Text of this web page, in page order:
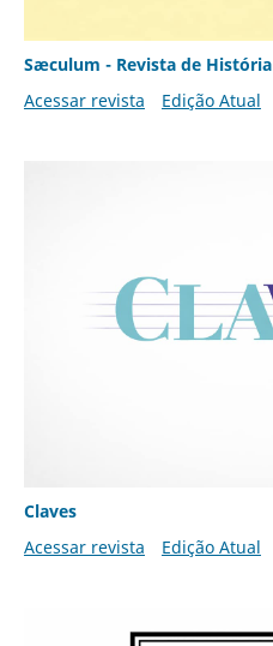
Sæculum - Revista de História
Acessar revista
Edição Atual
Claves
Acessar revista
Edição Atual